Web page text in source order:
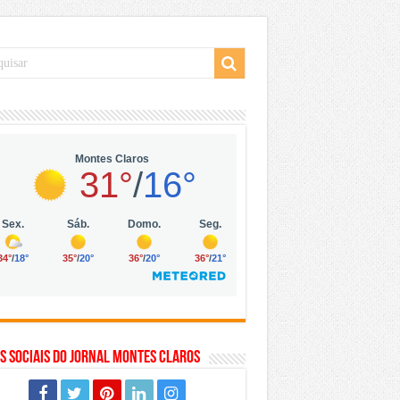
Vila Olímpia, em São Paulo
mil no digital
Sociais do Jornal Montes Claros